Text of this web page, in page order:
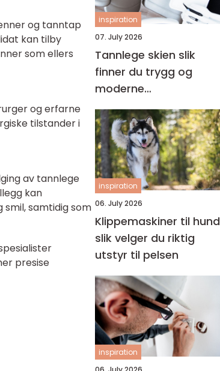
og tanntap
kan tilby
som ellers
og erfarne
tilstander i
av tannlege
kan
samtidig som
presise
inspiration
07. July 2026
Tannlege skien slik
finner du trygg og
moderne
tannbehandling i
grenland
inspiration
06. July 2026
Klippemaskiner til hund
slik velger du riktig
utstyr til pelsen
inspiration